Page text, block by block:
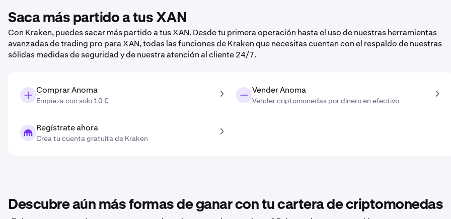
Saca más partido a tus XAN
Con Kraken, puedes sacar más partido a tus XAN. Desde tu primera operación hasta el uso de nuestras herramientas
avanzadas de trading pro para XAN, todas las funciones de Kraken que necesitas cuentan con el respaldo de nuestras
sólidas medidas de seguridad y de nuestra atención al cliente 24/7.
Comprar Anoma
Empieza con solo 10 €
Vender Anoma
Vender criptomonedas por dinero en efectivo
Regístrate ahora
Crea tu cuenta gratuita de Kraken
Descubre aún más formas de ganar con tu cartera de criptomonedas